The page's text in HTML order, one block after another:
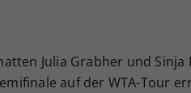
Julia Grabher und Sinja
auf der WTA-Tour